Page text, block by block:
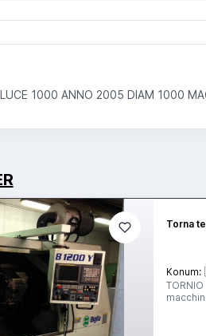
1000 ANNO 2005 DIAM 1000
Torna
Konum: